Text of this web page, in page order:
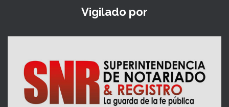
Vigilado por